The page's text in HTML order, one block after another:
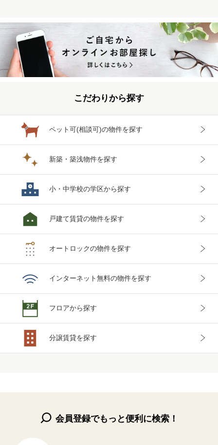
こだわりから探す
ペット可(相談可)の物件を探す
新築・築浅物件を探す
小・中学校の学区から探す
戸建て賃貸の物件を探す
オートロックの物件を探す
インターネット無料の物件を探す
フロアから探す
分譲賃貸を探す
会員登録でもっと便利に検索！